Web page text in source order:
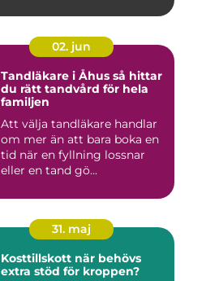
02. jun
Tandläkare i Åhus så hittar
du rätt tandvård för hela
familjen
Att välja tandläkare handlar
om mer än att bara boka en
tid när en fyllning lossnar
eller en tand gö...
31. maj
Kosttillskott när behövs
extra stöd för kroppen?